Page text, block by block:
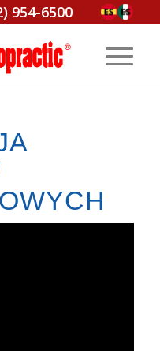
954-6500